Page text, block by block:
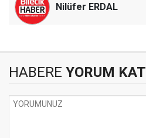
Nilüfer ERDAL
HABERE YORUM KAT